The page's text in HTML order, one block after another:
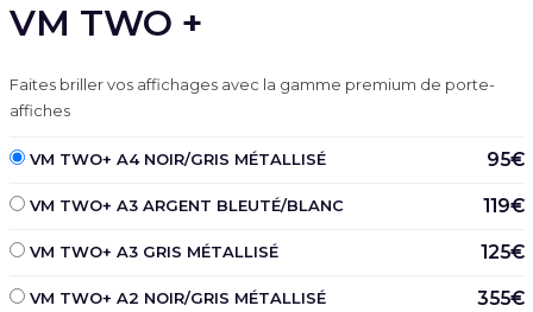
VM TWO +
Faites briller vos affichages avec la gamme premium de porte-
affiches
95€
VM TWO+ A4 NOIR/GRIS MÉTALLISÉ
119€
VM TWO+ A3 ARGENT BLEUTÉ/BLANC
125€
VM TWO+ A3 GRIS MÉTALLISÉ
355€
VM TWO+ A2 NOIR/GRIS MÉTALLISÉ